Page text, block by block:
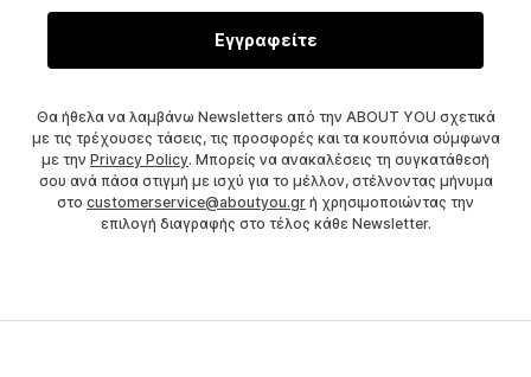
Εγγραφείτε
Θα ήθελα να λαμβάνω Newsletters από την ABOUT YOU σχετικά
με τις τρέχουσες τάσεις, τις προσφορές και τα κουπόνια σύμφωνα
με την Privacy Policy. Μπορείς να ανακαλέσεις τη συγκατάθεσή
σου ανά πάσα στιγμή με ισχύ για το μέλλον, στέλνοντας μήνυμα
στο customerservice@aboutyou.gr ή χρησιμοποιώντας την
επιλογή διαγραφής στο τέλος κάθε Newsletter.